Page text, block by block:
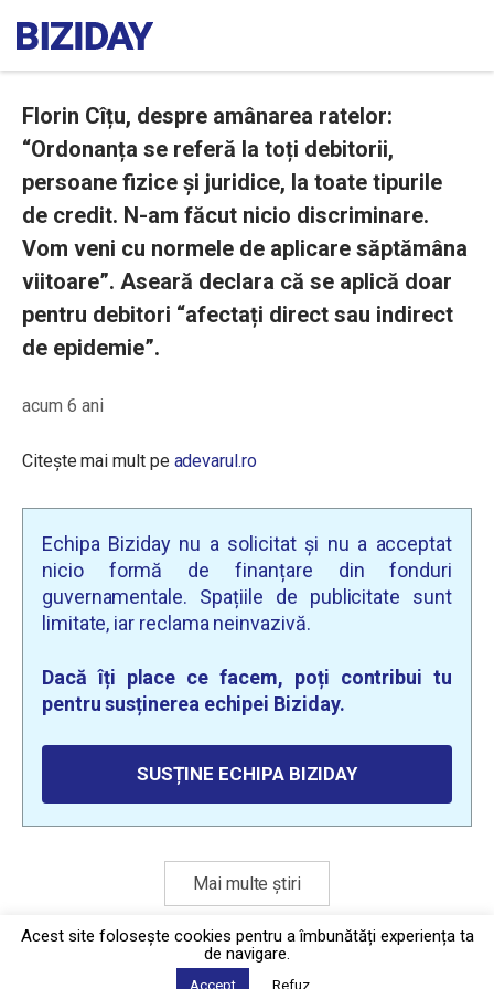
Florin Cîțu, despre amânarea ratelor:
“Ordonanța se referă la toți debitorii,
persoane fizice și juridice, la toate tipurile
de credit. N-am făcut nicio discriminare.
Vom veni cu normele de aplicare săptămâna
viitoare”. Aseară declara că se aplică doar
pentru debitori “afectați direct sau indirect
de epidemie”.
acum 6 ani
Citește mai mult pe adevarul.ro
Echipa Biziday nu a solicitat și nu a acceptat
nicio formă de finanțare din fonduri
guvernamentale. Spațiile de publicitate sunt
limitate, iar reclama neinvazivă.
Dacă îți place ce facem, poți contribui tu
pentru susținerea echipei Biziday.
SUSȚINE ECHIPA BIZIDAY
Mai multe știri
Politica de confidențialitate
Acest site foloseşte cookies pentru a îmbunătăți experiența ta
de navigare.
Accept Refuz